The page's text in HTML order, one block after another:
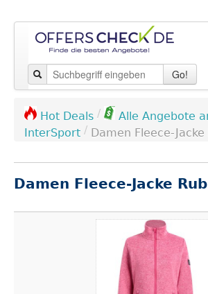
Go!
Hot Deals / Alle Angebote
InterSport / Damen Fleece-Jacke
Damen Fleece-Jacke